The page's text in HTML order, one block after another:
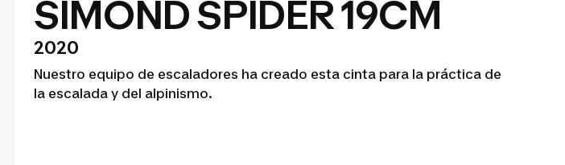
SIMOND SPIDER 19CM
2020
Nuestro equipo de escaladores ha creado esta cinta para la práctica de
la escalada y del alpinismo.